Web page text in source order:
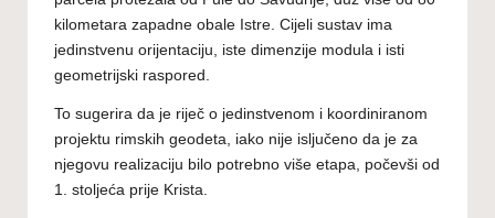
kilometara zapadne obale Istre. Cijeli sustav ima
jedinstvenu orijentaciju, iste dimenzije modula i isti
geometrijski raspored.
To sugerira da je riječ o jedinstvenom i koordiniranom
projektu rimskih geodeta, iako nije isljučeno da je za
njegovu realizaciju bilo potrebno više etapa, počevši od
1. stoljeća prije Krista.